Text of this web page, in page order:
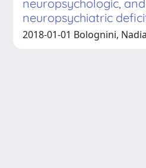
neuropsychologic, and
neuropsychiatric
2018-01-01 Bolognini,